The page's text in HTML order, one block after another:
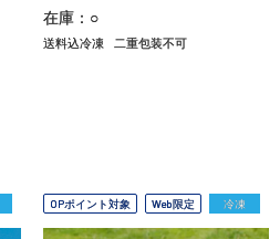
在庫：○
送料込冷凍 二重包装不可
OPポイント対象 Web限定 冷凍